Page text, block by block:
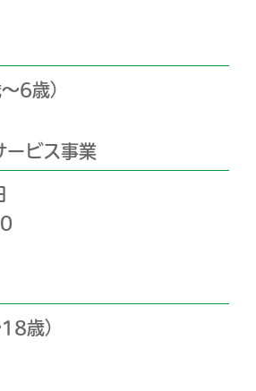
6歳）
ービス事業
歳）